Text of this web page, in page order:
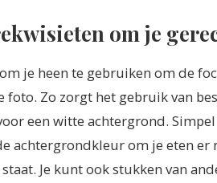
om je
je heen te gebruiken om de
foto. Zo zorgt het gebruik van
een witte achtergrond.
achtergrondkleur om je eten
Je kunt ook stukken van